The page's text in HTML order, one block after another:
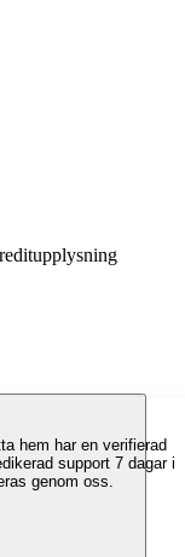
hem har en verifierad
support 7 dagar i
genom oss.